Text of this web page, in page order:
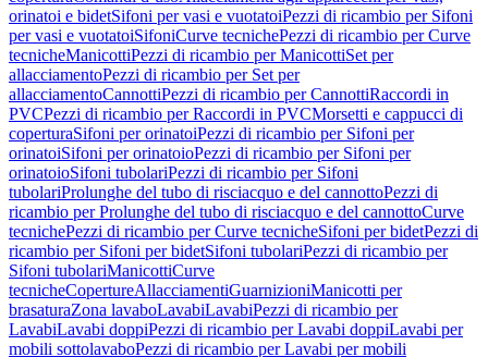
orinatoi e bidetSifoni per vasi e vuotatoiPezzi di ricambio per Sifoni
per vasi e vuotatoiSifoniCurve tecnichePezzi di ricambio per Curve
tecnicheManicottiPezzi di ricambio per ManicottiSet per
allacciamentoPezzi di ricambio per Set per
allacciamentoCannottiPezzi di ricambio per CannottiRaccordi in
PVCPezzi di ricambio per Raccordi in PVCMorsetti e cappucci di
coperturaSifoni per orinatoiPezzi di ricambio per Sifoni per
orinatoiSifoni per orinatoioPezzi di ricambio per Sifoni per
orinatoioSifoni tubolariPezzi di ricambio per Sifoni
tubolariProlunghe del tubo di risciacquo e del cannottoPezzi di
ricambio per Prolunghe del tubo di risciacquo e del cannottoCurve
tecnichePezzi di ricambio per Curve tecnicheSifoni per bidetPezzi di
ricambio per Sifoni per bidetSifoni tubolariPezzi di ricambio per
Sifoni tubolariManicottiCurve
tecnicheCopertureAllacciamentiGuarnizioniManicotti per
brasaturaZona lavaboLavabiLavabiPezzi di ricambio per
LavabiLavabi doppiPezzi di ricambio per Lavabi doppiLavabi per
mobili sottolavaboPezzi di ricambio per Lavabi per mobili